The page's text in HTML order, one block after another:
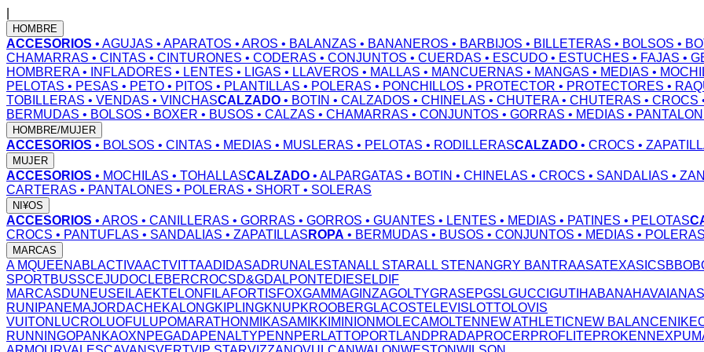
HOMBRE
ACCESORIOS • AGUJAS • APARATOS • AROS • BALANZAS • BANANEROS • BARBIJOS • BILLETERAS • BOLSOS •
CHAMARRAS • CINTAS • CINTURONES • CODERAS • CONJUNTOS • CUERDAS • ESCUDO • ESTUCHES • FAJAS •
HOMBRERA• INFLADORES • LENTES • LIGAS • LLAVEROS • MALLAS • MANCUERNAS • MANGAS • MEDIAS •
PELOTAS • PESAS • PETO • PITOS • PLANTILLAS • POLERAS • PONCHILLOS • PROTECTOR • PROTECTORES •
TOBILLERAS • VENDAS • VINCHASCALZADO • BOTIN • CALZADOS • CHINELAS • CHUTERA• CHUTERAS • CROCS
BERMUDAS • BOLSOS • BOXER • BUSOS • CALZAS • CHAMARRAS • CONJUNTOS • GORRAS • MEDIAS •
HOMBRE/MUJER
ACCESORIOS • BOLSOS • CINTAS • MEDIAS • MUSLERAS • PELOTAS • RODILLERASCALZADO • CROCS •
MUJER
ACCESORIOS • MOCHILAS • TOHALLASCALZADO • ALPARGATAS • BOTIN • CHINELAS • CROCS • SANDALIAS •
CARTERAS • PANTALONES • POLERAS • SHORT • SOLERAS
NI¥OS
ACCESORIOS • AROS • CANILLERAS • GORRAS • GORROS • GUANTES • LENTES • MEDIAS • PATINES • PELOTAS
CROCS • PANTUFLAS • SANDALIAS • ZAPATILLAS ROPA • BERMUDAS • BUSOS • CONJUNTOS • MEDIAS •
MARCAS
A MQUEENABLACTIVAACTVITTAADIDASADRUNALESTANALL STARALL STENANGRY BANTRAASATEXASICSBBO
SPORTBUSSCEJUDOCLEBERCROCSD&GDALPONTEDIESELDIF
MARCASDUNEUSEILAEKTELON FILAFORTISFOXGAMMAGINZAGOLTYGRASEPGSLGUCCI GUTI HABANAHAVAIANAS
RUN IPANEMAJORDACHEKALONGKIPLINGKNUPKROOBERGLACOSTE LEVIS LOTTOLOVIS
VUITON LUCROLUOFU LUPOMARATHON MIKASAMIKKI MINION MOLECAMOLTEN NEW ATHLETICNEW BALANCENIKE
RUNNINGOPANKAOXN PEGADAPENALTYPENN PERLATTOPORTLANDPRADAPROCERPROFLITEPROKENNEX